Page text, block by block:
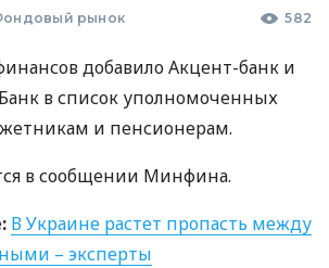
рынок 582
добавило Акцент-банк и
в список уполномоченных
и пенсионерам.
в сообщении Минфина.
В Украине растет пропасть между
– эксперты